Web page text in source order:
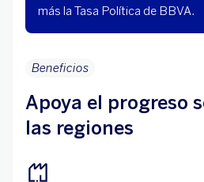
más la Tasa Política de BBVA.
Beneficios
Apoya el progreso
las regiones